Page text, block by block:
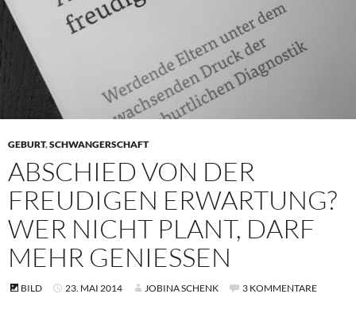
GEBURT,SCHWANGERSCHAFT
ABSCHIED VON DER
FREUDIGEN ERWARTUNG?
WER NICHT PLANT, DARF
MEHR GENIESSEN
BILD 23. MAI 2014 JOBINA SCHENK 3 KOMMENTARE